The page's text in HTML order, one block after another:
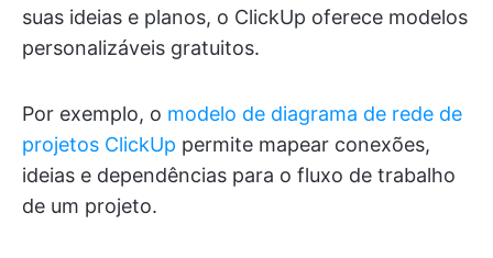
suas ideias e planos, o ClickUp oferece modelos
personalizáveis gratuitos.
Por exemplo, o modelo de diagrama de rede de
projetos ClickUp permite mapear conexões,
ideias e dependências para o fluxo de trabalho
de um projeto.